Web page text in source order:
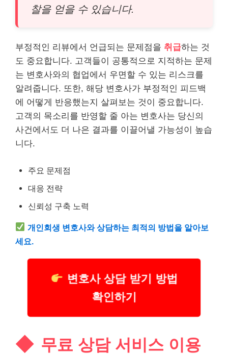
찰을 얻을 수 있습니다.
부정적인 리뷰에서 언급되는 문제점을 취급하는 것
도 중요합니다. 고객들이 공통적으로 지적하는 문제
는 변호사와의 협업에서 우면할 수 있는 리스크를
알려줍니다. 또한, 해당 변호사가 부정적인 피드백
에 어떻게 반응했는지 살펴보는 것이 중요합니다.
고객의 목소리를 반영할 줄 아는 변호사는 당신의
사건에서도 더 나은 결과를 이끌어낼 가능성이 높습
니다.
주요 문제점
대응 전략
신뢰성 구축 노력
개인회생 변호사와 상담하는 최적의 방법을 알아보
세요.
변호사 상담 받기 방법
확인하기
무료 상담 서비스 이용